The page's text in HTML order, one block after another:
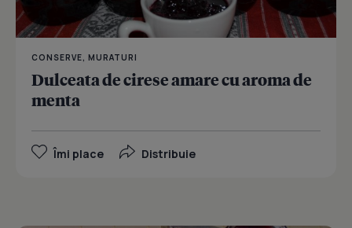
CONSERVE, MURATURI
Dulceata de cirese amare cu aroma de
menta
Îmi place Distribuie